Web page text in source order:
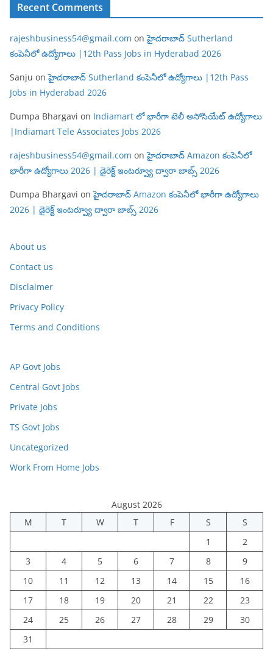
Recent Comments
rajeshbusiness54@gmail.com onహైదరాబాద్ Sutherland
కంపెనీలో ఉద్యోగాలు |12th Pass Jobs in Hyderabad 2026
Sanju onహైదరాబాద్ Sutherland కంపెనీలో ఉద్యోగాలు |12th Pass
Jobs in Hyderabad 2026
Dumpa Bhargavi on Indiamart లో భారీగా టెలీ అసోసియేట్ ఉద్యోగాలు
|Indiamart Tele Associates Jobs 2026
rajeshbusiness54@gmail.com onహైదరాబాద్ Amazon కంపెనీలో
భారీగా ఉద్యోగాలు 2026 | డైరెక్ట్ ఇంటర్వ్యూ ద్వారా జాబ్స్ 2026
Dumpa Bhargavi onహైదరాబాద్ Amazon కంపెనీలో భారీగా ఉద్యోగాలు
2026 | డైరెక్ట్ ఇంటర్వ్యూ ద్వారా జాబ్స్ 2026
About us
Contact us
Disclaimer
Privacy Policy
Terms and Conditions
AP Govt Jobs
Central Govt Jobs
Private Jobs
TS Govt Jobs
Uncategorized
Work From Home Jobs
August 2026
M
T W T F S
S
1
2
3
4 5 6 7 8
9
10
11 12 13 14 15
16
17
18 19 20 21 22
23
24
25 26 27 28 29
30
31